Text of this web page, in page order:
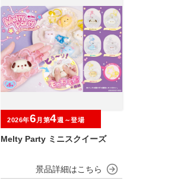
Melty Party ミニスクイーズ
2026年6 月第4週～登場